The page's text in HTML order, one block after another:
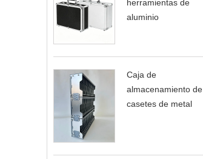
herramientas de
aluminio
Caja de
almacenamiento de
casetes de metal